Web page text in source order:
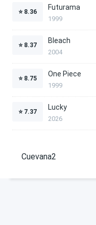
⭐ 8.36
Futurama
1999
⭐ 8.37
Bleach
2004
⭐ 8.75
One Piece
1999
⭐ 7.37
Lucky
2026
Cuevana2